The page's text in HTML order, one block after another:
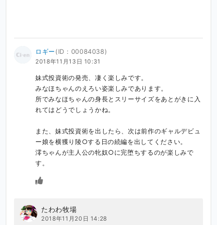
ロギー(ID：00084038)
2018年11月13日 10:31
妹式投資術の発売、凄く楽しみです。
みなほちゃんのえろい姿楽しみであります。
所でみなほちゃんの身長とスリーサイズをあとがきに入
れてはどうでしょうかね。
また、妹式投資術を出したら、次は前作のギャルデビュ
ー娘を横獲り陵○する日の続編を出してください。
澪ちゃんが主人公の牝奴○に完堕ちするのが楽しみで
す。
たわわ牧場
2018年11月20日 14:28